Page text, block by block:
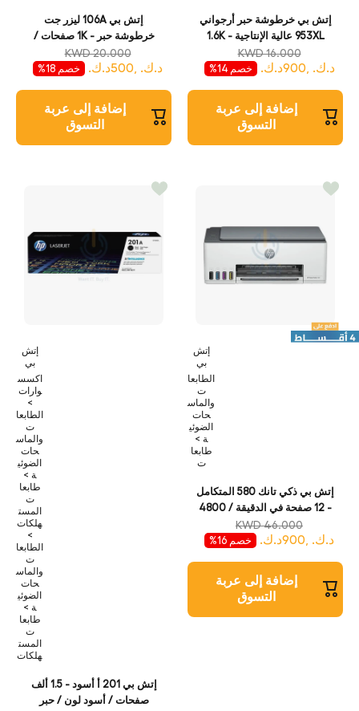
إتش بي خرطوشة حبر أرجواني
953XL عالية الإنتاجية - 1.6K
صفحة / أرجواني لون/ خرطوشة
حبر
KWD 16.000
د.ك. ,900د.ك. خصم 14%
إضافة إلى عربة
التسوق
إتش بي 106A ليزر جت
خرطوشة حبر - 1K صفحات /
لون أسود/ خرطوشة حبر
KWD 20.000
د.ك. ,500د.ك. خصم 18%
إضافة إلى عربة
التسوق
إتش
بي
الطابعا
ت
والماس
حات
الضوئي
ة >
طابعا
ت
إتش بي ذكي تانك 580 المتكامل
- 12 صفحة في الدقيقة / 4800
في البوصة / A4 / يو اس بي /
KWD 46.000
د.ك. ,900د.ك. خصم 16%
إضافة إلى عربة
التسوق
إتش
بي
اكسس
وارات
>
الطابعا
ت
والماس
حات
الضوئي
ة >
طابعا
ت
المست
هلكات
>
الطابعا
ت
والماس
حات
الضوئي
ة >
طابعا
ت
المست
هلكات
إتش بي 201 أ أسود - 1.5 ألف
صفحات / أسود لون / حبر